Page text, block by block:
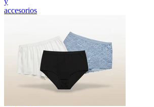
accesorios